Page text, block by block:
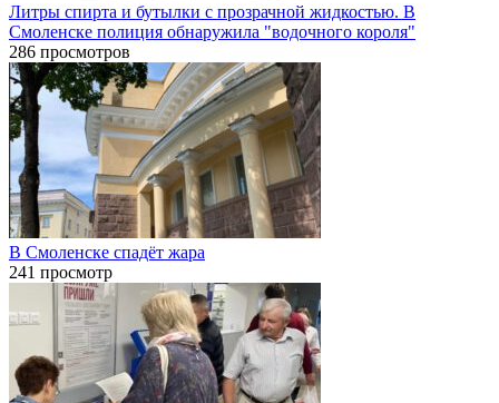
Литры спирта и бутылки с прозрачной жидкостью. В
Смоленске полиция обнаружила "водочного короля"
286 просмотров
В Смоленске спадёт жара
241 просмотр